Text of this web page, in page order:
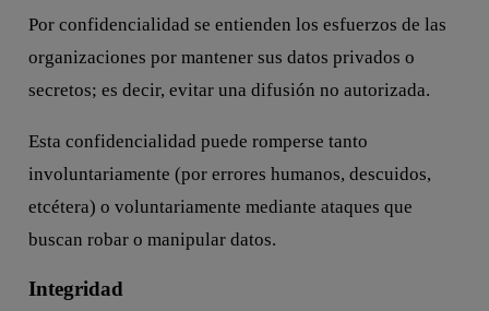
Por confidencialidad se entienden los esfuerzos de las
organizaciones por mantener sus datos privados o
secretos; es decir, evitar una difusión no autorizada.
Esta confidencialidad puede romperse tanto
involuntariamente (por errores humanos, descuidos,
etcétera) o voluntariamente mediante ataques que
buscan robar o manipular datos.
Integridad